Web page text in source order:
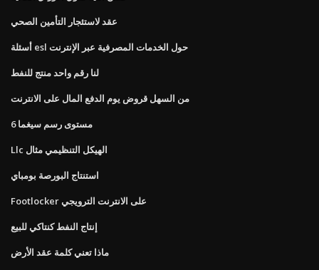
عقد لاستئجار التأمين الصحي
أسئلة esl حول الخدمات المصرفية عبر الإنترنت
لنا رقم واحد منتج للنفط
من السهل قروض يوم الدفع المال على الانترنت
6 مستوى رسم سيغما
Llc الهيكل التنظيمي مثال
استنتاج البورصة بومباي
Footlocker على الانترنت الترويجي
إنتاج النفط كنتاكي للبيع
ماذا تعني كلمة عقد الأرض